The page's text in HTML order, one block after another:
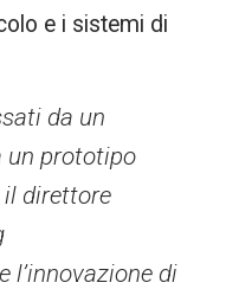
e i sistemi di
da un
un prototipo
il direttore
l’innovazione di